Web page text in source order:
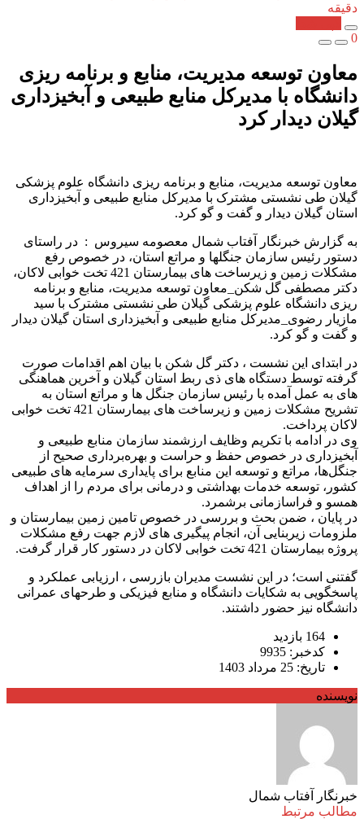
دقیقه
0
معاون توسعه مدیریت، منابع و برنامه ریزی
دانشگاه با مدیرکل منابع طبیعی و آبخیزداری
گیلان دیدار کرد
معاون توسعه مدیریت، منابع و برنامه ریزی دانشگاه علوم پزشکی
گیلان طی نشستی مشترک با مدیرکل منابع طبیعی و آبخیزداری
استان گیلان دیدار و گفت و گو کرد.
به گزارش خبرنگار آفتاب شمال معصومه سیروس : در راستای
دستور رئیس سازمان جنگلها و مراتع استان، در خصوص رفع
مشکلات زمین و زیرساخت های بیمارستان 421 تخت خوابی لاکان،
دکتر مصطفی گل شکن_معاون توسعه مدیریت، منابع و برنامه
ریزی دانشگاه علوم پزشکی گیلان طی نشستی مشترک با سید
مازیار رضوی_مدیرکل منابع طبیعی و آبخیزداری استان گیلان دیدار
و گفت و گو کرد.
در ابتدای این نشست ، دکتر گل شکن با بیان اهم اقدامات صورت
گرفته توسط دستگاه های ذی ربط استان گیلان و آخرین هماهنگی
های به عمل آمده با رئیس سازمان جنگل ها و مراتع استان به
تشریح مشکلات زمین و زیرساخت های بیمارستان 421 تخت خوابی
لاکان پرداخت.
وی در ادامه با تکریم وظایف ارزشمند سازمان منابع طبیعی و
آبخیزداری در خصوص حفظ و حراست و بهره‌برداری صحیح از
جنگل‌ها، مراتع و توسعه این منابع برای پایداری سرمایه های طبیعی
کشور، توسعه خدمات بهداشتی و درمانی برای مردم را از اهداف
همسو و فراسازمانی برشمرد.
در پایان ، ضمن بحث و بررسی در خصوص تامین زمین بیمارستان و
ملزومات زیربنایی آن، انجام پیگیری های لازم جهت رفع مشکلات
پروژه بیمارستان 421 تخت خوابی لاکان در دستور کار قرار گرفت.
گفتنی است؛ در این نشست مدیران بازرسی ، ارزیابی عملکرد و
پاسخگویی به شکایات دانشگاه و منابع فیزیکی و طرحهای عمرانی
دانشگاه نیز حضور داشتند.
164 بازدید
کدخبر: 9935
تاریخ: 25 مرداد 1403
نویسنده
خبرنگار آفتاب شمال
مطالب مرتبط